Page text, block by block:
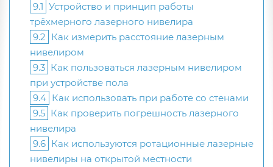
9.1 Устройство и принцип работы
трёхмерного лазерного нивелира
9.2 Как измерить расстояние лазерным
нивелиром
9.3 Как пользоваться лазерным нивелиром
при устройстве пола
9.4 Как использовать при работе со стенами
9.5 Как проверить погрешность лазерного
нивелира
9.6 Как используются ротационные лазерные
нивелиры на открытой местности